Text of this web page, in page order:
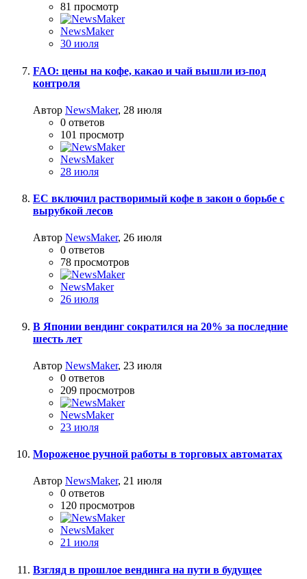
81 просмотр
NewsMaker
30 июля
FAO: цены на кофе, какао и чай вышли из-под
контроля
Автор NewsMaker, 28 июля
0 ответов
101 просмотр
NewsMaker
28 июля
ЕС включил растворимый кофе в закон о борьбе с
вырубкой лесов
Автор NewsMaker, 26 июля
0 ответов
78 просмотров
NewsMaker
26 июля
В Японии вендинг сократился на 20% за последние
шесть лет
Автор NewsMaker, 23 июля
0 ответов
209 просмотров
NewsMaker
23 июля
Мороженое ручной работы в торговых автоматах
Автор NewsMaker, 21 июля
0 ответов
120 просмотров
NewsMaker
21 июля
Взгляд в прошлое вендинга на пути в будущее